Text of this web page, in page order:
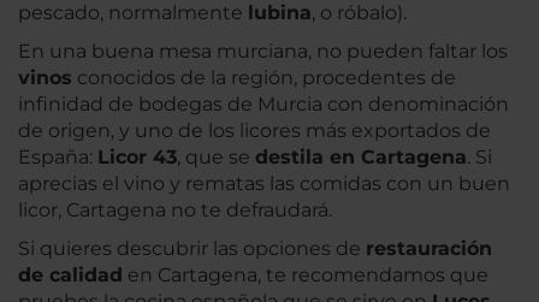
pescado, normalmente lubina, o róbalo).
En una buena mesa murciana, no pueden faltar los
vinos conocidos de la región, procedentes de
infinidad de bodegas de Murcia con denominación
de origen, y uno de los licores más exportados de
España: Licor 43, que se destila en Cartagena. Si
aprecias el vino y rematas las comidas con un buen
licor, Cartagena no te defraudará.
Si quieres descubrir las opciones de restauración
de calidad en Cartagena, te recomendamos que